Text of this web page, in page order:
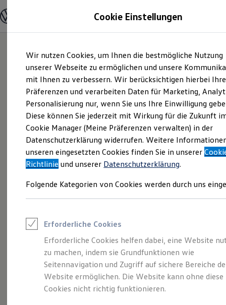
Hauptinhalt
springen
Footer
springen
Modelle und Konfigurator
Modelle vergleichen
Elektroautos
ENERGY Sondermodelle
Nutzfahrzeuge
SUV und CUV
Familienautos
Kombis
Kompaktwagen
Sportwagen
Schnell verfügbare Fahrzeuge
Angebote und Produkte
Aktuelle Angebote
E-Auto-Förderung
Volkswagen Marktplatz
Junge Gebrauchtwagen und Gebrauchtwagen
Saisonangebote
Leasing
Leasing-Angebote
Gebrauchtwagen Leasing
Junge Gebrauchtwagen-Leasing
Elektroauto Leasing
Kleinwagen-Leasing
Leasing ohne Anzahlung
Der T-Roc
Cookie Einstellungen
Wir nutzen Cookies, um Ihnen die bestmögliche Nutzung
unserer Webseite zu ermöglichen und unsere
mit Ihnen zu verbessern. Wir berücksichtigen hierbei Ihre
Präferenzen und verarbeiten Daten für Marketing,
Personalisierung nur, wenn Sie uns Ihre Einwilligung
Diese können Sie jederzeit mit Wirkung für die Zukunft
Cookie Manager (Meine Präferenzen verwalten) in der
Datenschutzerklärung widerrufen. Weitere
unseren eingesetzten Cookies finden Sie in unserer
Richtlinie und unserer Datenschutzerklärung.
Folgende Kategorien von Cookies werden durch uns
Erforderliche Cookies
Erforderliche Cookies helfen dabei, eine Website
zu machen, indem sie Grundfunktionen wie
Seitennavigation und Zugriff auf sichere Bereiche
Website ermöglichen. Die Website kann ohne diese
Cookies nicht richtig funktionieren.